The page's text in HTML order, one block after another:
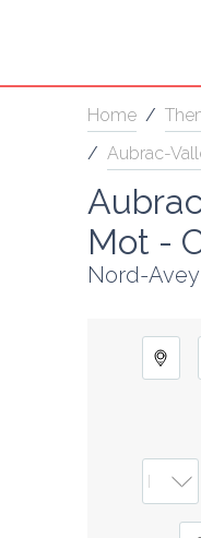
Home /
/ Aubrac-
Mot -
Nord-